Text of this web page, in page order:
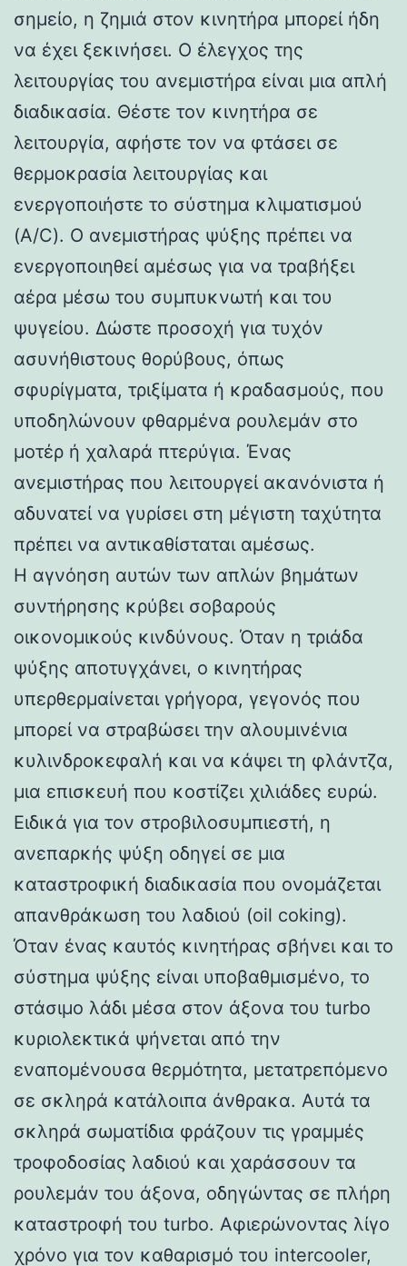
σημείο, η ζημιά στον κινητήρα μπορεί ήδη
να έχει ξεκινήσει. Ο έλεγχος της
λειτουργίας του ανεμιστήρα είναι μια απλή
διαδικασία. Θέστε τον κινητήρα σε
λειτουργία, αφήστε τον να φτάσει σε
θερμοκρασία λειτουργίας και
ενεργοποιήστε το σύστημα κλιματισμού
(A/C). Ο ανεμιστήρας ψύξης πρέπει να
ενεργοποιηθεί αμέσως για να τραβήξει
αέρα μέσω του συμπυκνωτή και του
ψυγείου. Δώστε προσοχή για τυχόν
ασυνήθιστους θορύβους, όπως
σφυρίγματα, τριξίματα ή κραδασμούς, που
υποδηλώνουν φθαρμένα ρουλεμάν στο
μοτέρ ή χαλαρά πτερύγια. Ένας
ανεμιστήρας που λειτουργεί ακανόνιστα ή
αδυνατεί να γυρίσει στη μέγιστη ταχύτητα
πρέπει να αντικαθίσταται αμέσως.
Η αγνόηση αυτών των απλών βημάτων
συντήρησης κρύβει σοβαρούς
οικονομικούς κινδύνους. Όταν η τριάδα
ψύξης αποτυγχάνει, ο κινητήρας
υπερθερμαίνεται γρήγορα, γεγονός που
μπορεί να στραβώσει την αλουμινένια
κυλινδροκεφαλή και να κάψει τη φλάντζα,
μια επισκευή που κοστίζει χιλιάδες ευρώ.
Ειδικά για τον στροβιλοσυμπιεστή, η
ανεπαρκής ψύξη οδηγεί σε μια
καταστροφική διαδικασία που ονομάζεται
απανθράκωση του λαδιού (oil coking).
Όταν ένας καυτός κινητήρας σβήνει και το
σύστημα ψύξης είναι υποβαθμισμένο, το
στάσιμο λάδι μέσα στον άξονα του turbo
κυριολεκτικά ψήνεται από την
εναπομένουσα θερμότητα, μετατρεπόμενο
σε σκληρά κατάλοιπα άνθρακα. Αυτά τα
σκληρά σωματίδια φράζουν τις γραμμές
τροφοδοσίας λαδιού και χαράσσουν τα
ρουλεμάν του άξονα, οδηγώντας σε πλήρη
καταστροφή του turbo. Αφιερώνοντας λίγο
χρόνο για τον καθαρισμό του intercooler,